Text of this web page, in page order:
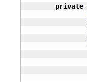
private